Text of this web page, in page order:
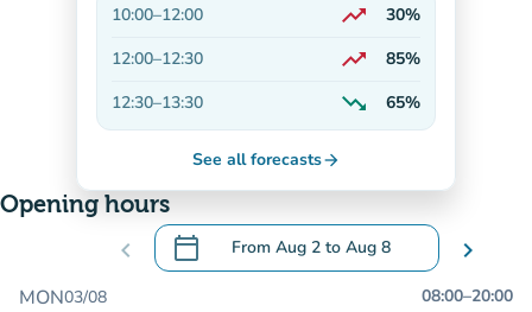
10:00–12:00 trending_up
30%
12:00–12:30 trending_up
85%
12:30–13:30 trending_down
Decreasing
65%
See all forecastsarrow_forward
Opening hours
chevron_left calendar_today From Aug 2 to Aug 8
.Open the calendar to change dates
chevron_right
MON03/08 08:00–20:00